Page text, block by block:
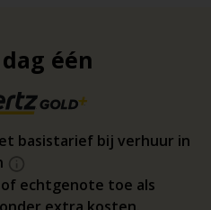
één
basistarief bij verhuur in
echtgenote toe als